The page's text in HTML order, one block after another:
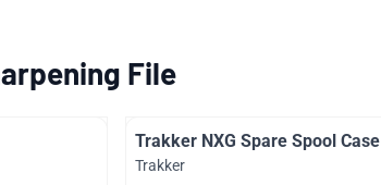
File
Trakker NXG Spare Spool Case
Merk:
Trakker